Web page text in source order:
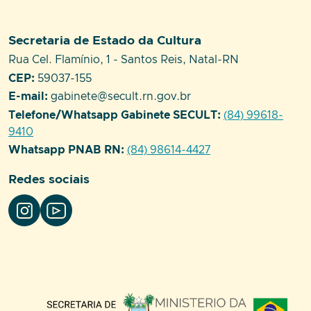
Setor responsável:
Secretaria de Estado da Cultura
Endereço:
Rua Cel. Flamínio, 1 - Santos Reis, Natal-RN
CEP: 59037-155
E-mail: gabinete@secult.rn.gov.br
Telefone/Whatsapp Gabinete SECULT: (84) 99618-
9410
Whatsapp PNAB RN: (84) 98614-4427
Redes sociais